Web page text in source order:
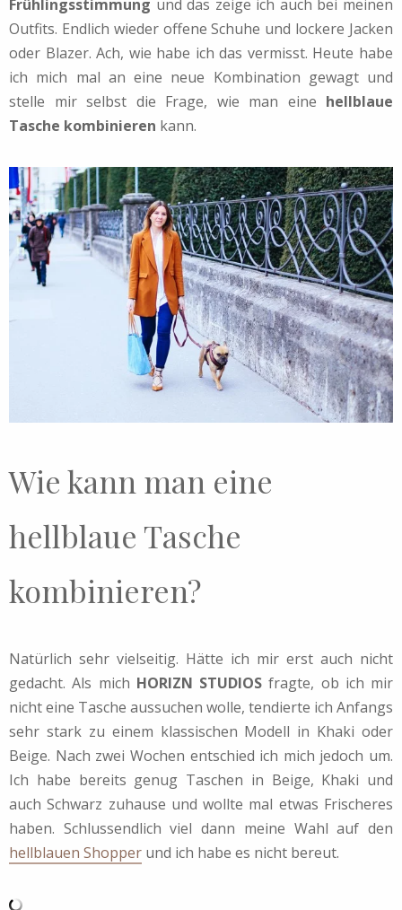
Frühlingsstimmung und das zeige ich auch bei meinen
Outfits. Endlich wieder offene Schuhe und lockere Jacken
oder Blazer. Ach, wie habe ich das vermisst. Heute habe
ich mich mal an eine neue Kombination gewagt und
stelle mir selbst die Frage, wie man eine hellblaue
Tasche kombinieren kann.
Wie kann man eine
hellblaue Tasche
kombinieren?
Natürlich sehr vielseitig. Hätte ich mir erst auch nicht
gedacht. Als mich HORIZN STUDIOS fragte, ob ich mir
nicht eine Tasche aussuchen wolle, tendierte ich Anfangs
sehr stark zu einem klassischen Modell in Khaki oder
Beige. Nach zwei Wochen entschied ich mich jedoch um.
Ich habe bereits genug Taschen in Beige, Khaki und
auch Schwarz zuhause und wollte mal etwas Frischeres
haben. Schlussendlich viel dann meine Wahl auf den
hellblauen Shopper und ich habe es nicht bereut.